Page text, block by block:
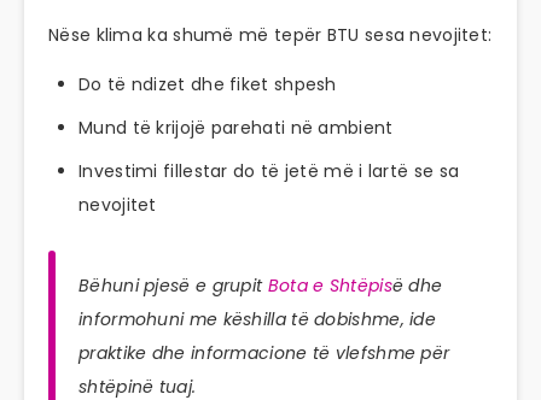
Nëse klima ka shumë më tepër BTU sesa nevojitet:
Do të ndizet dhe fiket shpesh
Mund të krijojë parehati në ambient
Investimi fillestar do të jetë më i lartë se sa
nevojitet
Bëhuni pjesë e grupit Bota e Shtëpisë dhe
informohuni me këshilla të dobishme, ide
praktike dhe informacione të vlefshme për
shtëpinë tuaj.